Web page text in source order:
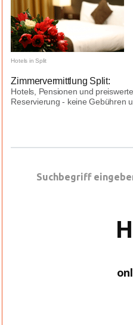
Hotels in Split
Zimmervermittlung Split:
Hotels, Pensionen und
Reservierung - keine Gebühren